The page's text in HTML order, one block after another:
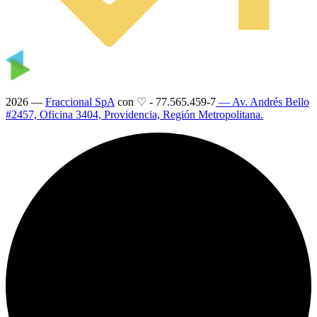
2026 — Fraccional SpA con ♡ - 77.565.459-7 — Av. Andrés Bello
#2457, Oficina 3404, Providencia, Región Metropolitana.